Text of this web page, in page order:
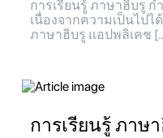
การเรียนรู้ ภาษาฮิบรู ก
เนื่องจากความเป็นไป
ภาษาฮิบรู แอปพลิเคช
การเรียนรู้ ภาษ